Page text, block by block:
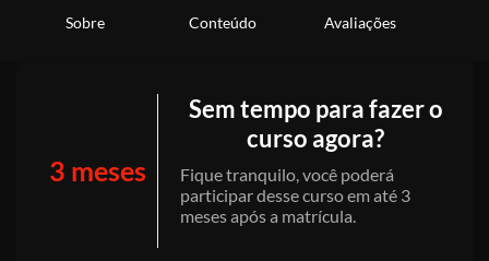
Sobre Conteúdo Avaliações
3 meses
Sem tempo para fazer o
curso agora?
Fique tranquilo, você poderá
participar desse curso em até 3
meses após a matrícula.